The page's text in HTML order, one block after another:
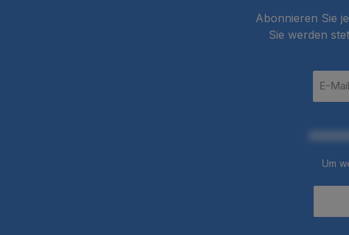
Abonnieren Sie
Sie werden
Mail-
Um